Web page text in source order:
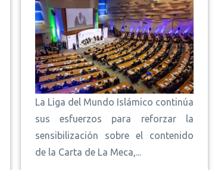
La Liga del Mundo Islámico continúa
sus esfuerzos para reforzar la
sensibilización sobre el contenido
de la Carta de La Meca,...